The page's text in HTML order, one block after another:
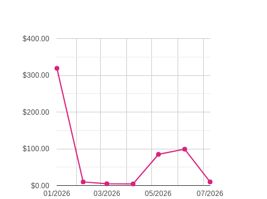
01/2026 03/2026 05/2026 07/2026
$0.00
$100.00
$200.00
$300.00
$400.00